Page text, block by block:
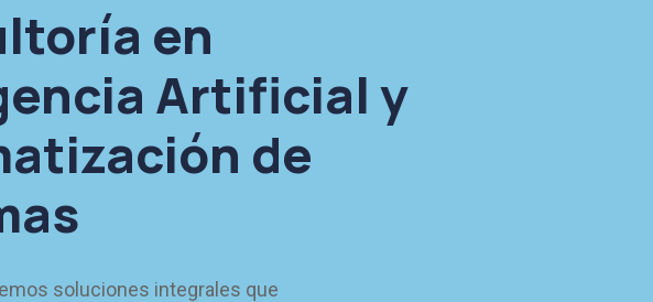
en
Artificial y
de
soluciones integrales que